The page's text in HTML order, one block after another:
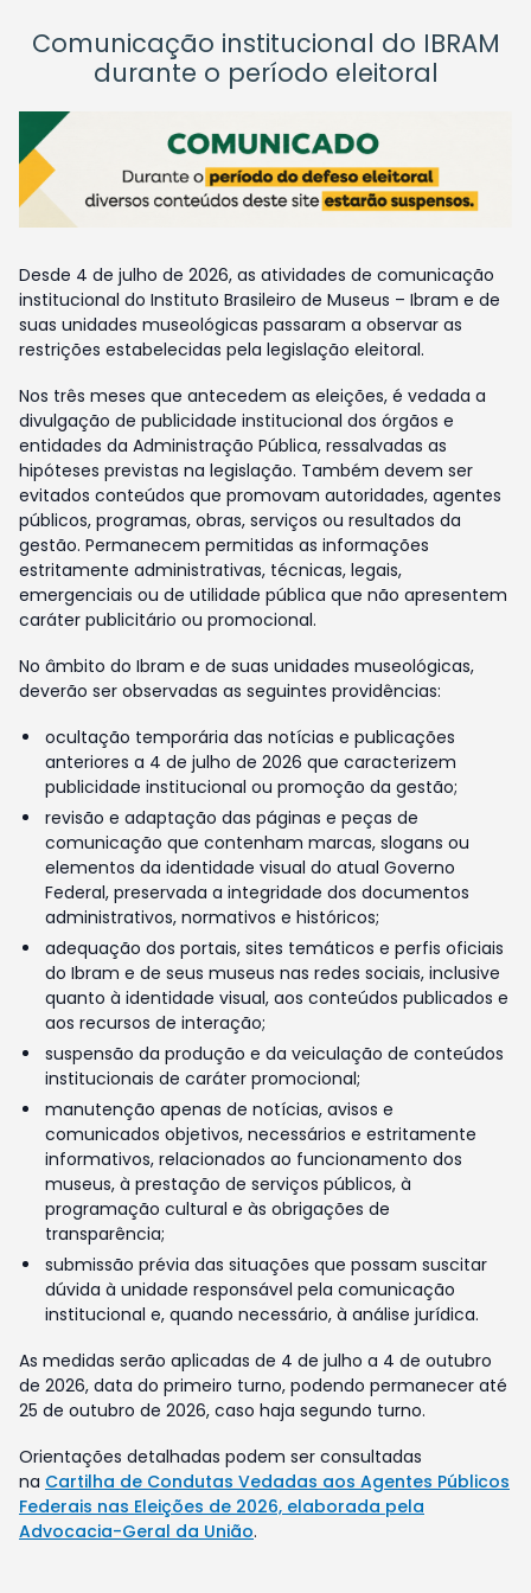
Comunicação institucional do IBRAM
durante o período eleitoral
Desde 4 de julho de 2026, as atividades de comunicação
institucional do Instituto Brasileiro de Museus – Ibram e de
suas unidades museológicas passaram a observar as
restrições estabelecidas pela legislação eleitoral.
Nos três meses que antecedem as eleições, é vedada a
divulgação de publicidade institucional dos órgãos e
entidades da Administração Pública, ressalvadas as
hipóteses previstas na legislação. Também devem ser
evitados conteúdos que promovam autoridades, agentes
públicos, programas, obras, serviços ou resultados da
gestão. Permanecem permitidas as informações
estritamente administrativas, técnicas, legais,
emergenciais ou de utilidade pública que não apresentem
caráter publicitário ou promocional.
No âmbito do Ibram e de suas unidades museológicas,
deverão ser observadas as seguintes providências:
ocultação temporária das notícias e publicações
anteriores a 4 de julho de 2026 que caracterizem
publicidade institucional ou promoção da gestão;
revisão e adaptação das páginas e peças de
comunicação que contenham marcas, slogans ou
elementos da identidade visual do atual Governo
Federal, preservada a integridade dos documentos
administrativos, normativos e históricos;
adequação dos portais, sites temáticos e perfis oficiais
do Ibram e de seus museus nas redes sociais, inclusive
quanto à identidade visual, aos conteúdos publicados e
aos recursos de interação;
suspensão da produção e da veiculação de conteúdos
institucionais de caráter promocional;
manutenção apenas de notícias, avisos e
comunicados objetivos, necessários e estritamente
informativos, relacionados ao funcionamento dos
museus, à prestação de serviços públicos, à
programação cultural e às obrigações de
transparência;
submissão prévia das situações que possam suscitar
dúvida à unidade responsável pela comunicação
institucional e, quando necessário, à análise jurídica.
As medidas serão aplicadas de 4 de julho a 4 de outubro
de 2026, data do primeiro turno, podendo permanecer até
25 de outubro de 2026, caso haja segundo turno.
Orientações detalhadas podem ser consultadas
na Cartilha de Condutas Vedadas aos Agentes Públicos
Federais nas Eleições de 2026, elaborada pela
Advocacia-Geral da União.